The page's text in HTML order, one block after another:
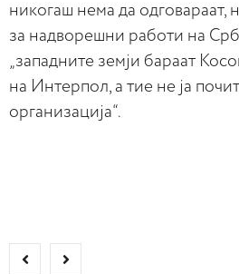
никогаш нема да одговараат,
за надворешни работи на
„западните земји бараат
на Интерпол, а тие не ја
организација“.